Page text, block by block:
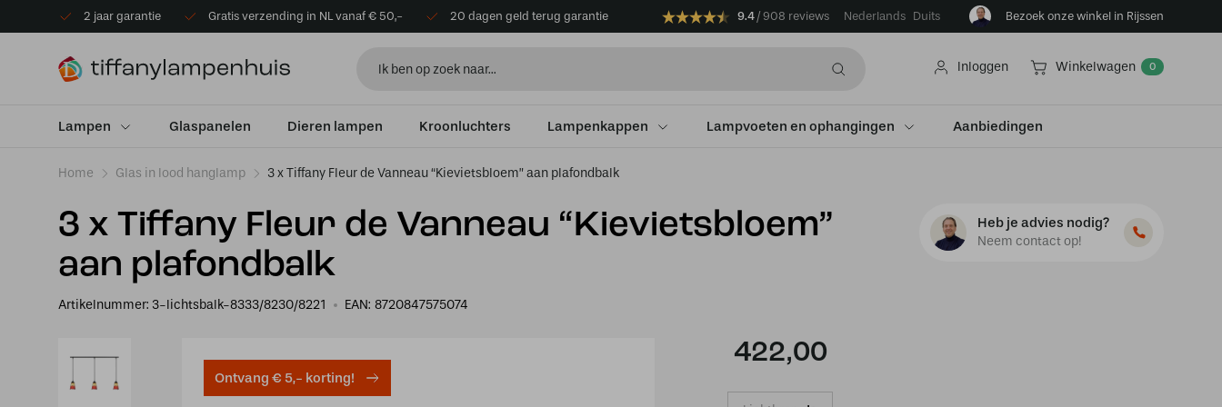
2 jaar garantie Gratis verzending in NL vanaf € 50,- 20 dagen geld terug garantie 9.4 908 reviews Nederlands Duits Bezoek onze winkel in Rijssen
Inloggen Winkelwagen 0
Lampen Glaspanelen Dieren lampen Kroonluchters Lampenkappen Lampvoeten en ophangingen Aanbiedingen
Home Glas in lood hanglamp 3 x Tiffany Fleur de Vanneau “Kievietsbloem” aan plafondbalk
3 x Tiffany Fleur de Vanneau “Kievietsbloem”
aan plafondbalk
Artikelnummer: 3-lichtsbalk-8333/8230/8221 EAN: 8720847575074
Heb je advies nodig?
Neem contact op!
Ontvang € 5,- korting!
422,00